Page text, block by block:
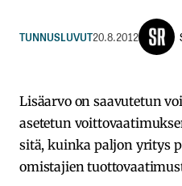
TUNNUSLUVUT20.8.2012
Lisäarvo on saavutetun
asetetun
sitä, kuinka paljon yritys
omistajien